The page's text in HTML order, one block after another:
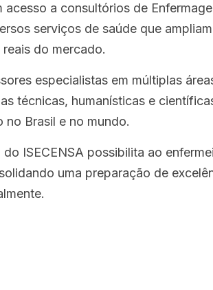
acesso a consultórios de
serviços de saúde que
do mercado.
especialistas em múltiplas
técnicas, humanísticas e
no Brasil e no mundo.
ISECENSA possibilita ao
uma preparação de